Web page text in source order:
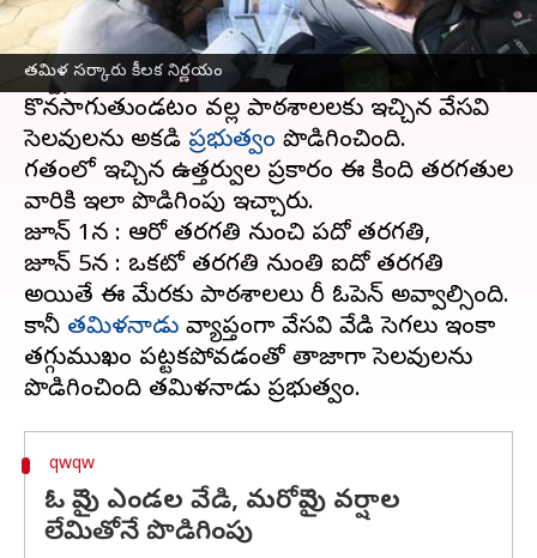
తమిళ సర్కారు కీలక నిర్ణయం
స్కూల్ పిల్లలకు సంబంధించిన అంశంపై తమిళ సర్కారు
కీలక నిర్ణయం తీసుకుంది.
రాష్ట్రంలో ఇంకా భయంకరమైన ఎండలు
కొనసాగుతుండటం వల్ల పాఠశాలలకు ఇచ్చిన వేసవి
సెలవులను అక్కడి ప్రభుత్వం పొడిగించింది.
గతంలో ఇచ్చిన ఉత్తర్వుల ప్రకారం ఈ కింది తరగతుల
వారికి ఇలా పొడిగింపు ఇచ్చారు.
జూన్ 1న : ఆరో తరగతి నుంచి పదో తరగతి,
జూన్ 5న : ఒకటో తరగతి నుంతి ఐదో తరగతి
అయితే ఈ మేరకు పాఠశాలలు రీ ఓపెన్ అవ్వాల్సింది.
కానీ తమిళనాడు వ్యాప్తంగా వేసవి వేడి సెగలు ఇంకా
తగ్గుముఖం పట్టకపోవడంతో తాజాగా సెలవులను
qwqw
ఓ వైపు ఎండల వేడి, మరోవైపు వర్షాల
లేమితోనే పొడిగింపు